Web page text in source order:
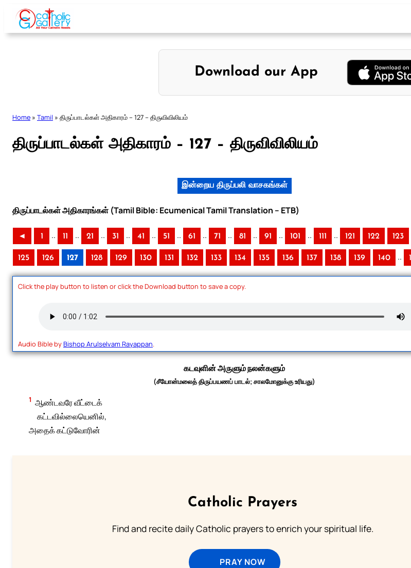
Skip
content
Download our App
Home » Tamil » திருப்பாடல்கள் அதிகாரம் – 127 – திருவிவிலியம்
திருப்பாடல்கள் அதிகாரம் – 127 – திருவிவிலியம்
இன்றைய திருப்பலி வாசகங்கள்
திருப்பாடல்கள் அதிகாரங்கள் (Tamil Bible: Ecumenical Tamil Translation – ETB)
◄ 1 .. 11 .. 21 .. 31 .. 41 .. 51 .. 61 .. 71 .. 81 .. 91 .. 101 .. 111 .. 121 122 123
125 126 127 128 129 130 131 132 133 134 135 136 137 138 139 140 ..
Click the play button to listen or click the Download button to save a copy.
Audio Bible byBishop Arulselvam Rayappan.
கடவுளின் அருளும் நலன்களும்
(சீயோன்மலைத் திருப்பயணப் பாடல்; சாலமோனுக்கு உரியது)
1 ஆண்டவரே வீட்டைக்
கட்டவில்லையெனில்,
அதைக் கட்டுவோரின்
Catholic Prayers
Find and recite daily Catholic prayers to enrich your spiritual life.
PRAY NOW